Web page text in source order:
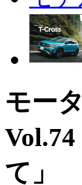
モー
て」